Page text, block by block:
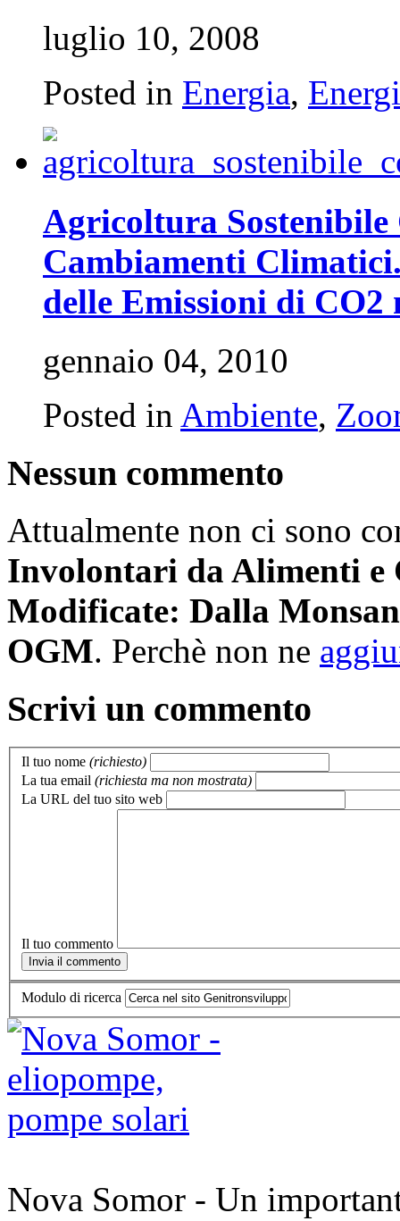
luglio 10, 2008
Posted in Energia,
Agricoltura Sostenibile
Cambiamenti
delle Emissioni di CO2
gennaio 04, 2010
Posted in Ambiente,
Nessun commento
Attualmente non ci sono
Involontari da Alimenti e
Modificate: Dalla
OGM. Perchè non ne
Scrivi un commento
Il tuo nome (richiesto)
La tua email (richiesta ma non mostrata)
La URL del tuo sito web
Il tuo commento
Modulo di ricerca
Nova Somor - Un